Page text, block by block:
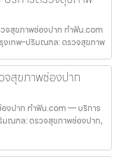
จสุขภาพช่องปาก ทำฟัน.com
เทพ–ปริมณฑล: ตรวจสุขภาพ
สุขภาพช่องปาก
งปาก ทำฟัน.com — บริการ
ณฑล: ตรวจสุขภาพช่องปาก,